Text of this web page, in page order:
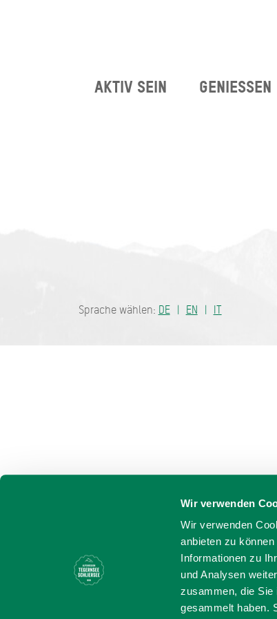
Wir verwenden
Wir verwenden
anbieten zu
Informationen zu
und Analysen
zusammen, die Sie
gesammelt haben.
Sprache wählen: DE EN IT
AKTIV SEIN GENIESSEN